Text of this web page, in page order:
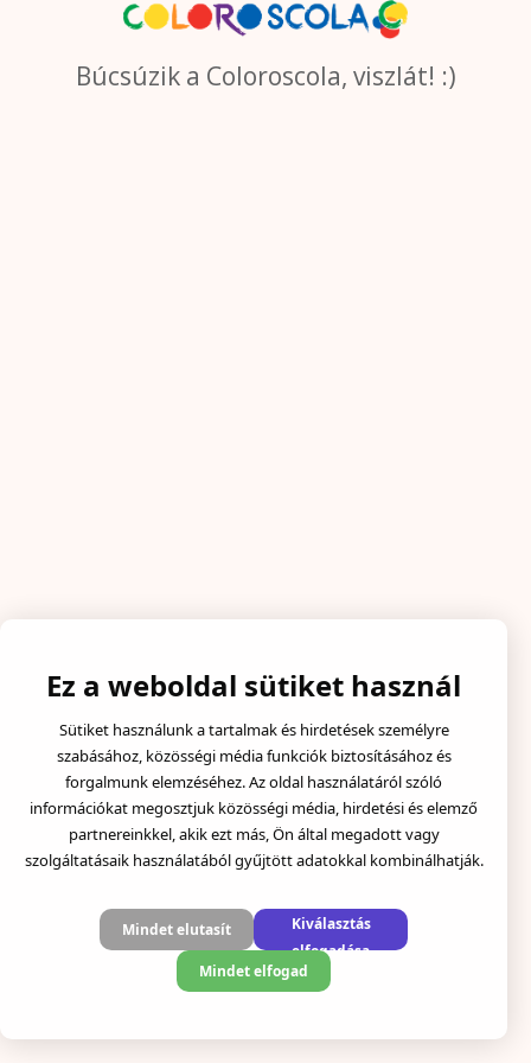
Búcsúzik a Coloroscola, viszlát! :)
Ez a weboldal sütiket használ
Sütiket használunk a tartalmak és hirdetések személyre
szabásához, közösségi média funkciók biztosításához és
forgalmunk elemzéséhez. Az oldal használatáról szóló
információkat megosztjuk közösségi média, hirdetési és elemző
partnereinkkel, akik ezt más, Ön által megadott vagy
szolgáltatásaik használatából gyűjtött adatokkal kombinálhatják.
Mindet elutasít
Kiválasztás
elfogadása
Mindet elfogad